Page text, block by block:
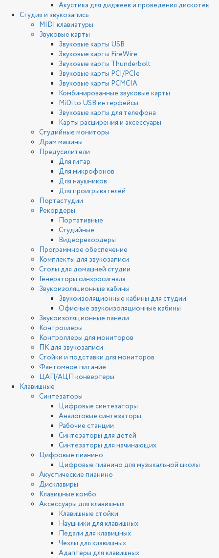
Акустика для диджеев и проведения дискотек
Студия и звукозапись
MIDI клавиатуры
Звуковые карты
Звуковые карты USB
Звуковые карты FireWire
Звуковые карты Thunderbolt
Звуковые карты PCI/PCIe
Звуковые карты PCMCIA
Комбинированные звуковые карты
MiDi to USB интерфейсы
Звуковые карты для телефона
Карты расширения и аксессуары
Студийные мониторы
Драм машины
Предусилители
Для гитар
Для микрофонов
Для наушников
Для проигрывателей
Портастудии
Рекордеры
Портативные
Студийные
Видеорекордеры
Программное обеспечение
Комплекты для звукозаписи
Столы для домашней студии
Генераторы синхросигнала
Звукоизоляционные кабины
Звукоизоляционные кабины для студии
Офисные звукоизоляционные кабины
Звукоизоляционные панели
Контроллеры
Контроллеры для мониторов
ПК для звукозаписи
Стойки и подставки для мониторов
Фантомное питание
ЦАП/АЦП конвертеры
Клавишные
Синтезаторы
Цифровые синтезаторы
Аналоговые синтезаторы
Рабочие станции
Синтезаторы для детей
Синтезаторы для начинающих
Цифровые пианино
Цифровые пианино для музыкальной школы
Акустические пианино
Дисклавиры
Клавишные комбо
Аксессуары для клавишных
Клавишные стойки
Наушники для клавишных
Педали для клавишных
Чехлы для клавишных
Адаптеры для клавишных